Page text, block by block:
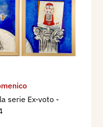
serie Ex-voto -